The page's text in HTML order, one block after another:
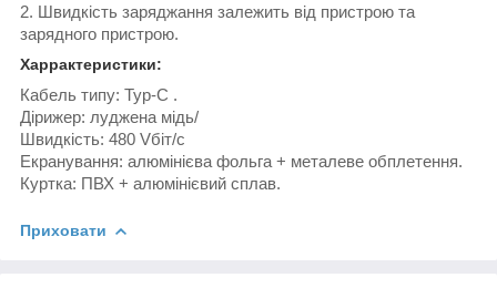
2. Швидкість заряджання залежить від пристрою та
зарядного пристрою.
Харрактеристики:
Кабель типу: Typ-C .
Дірижер: луджена мідь/
Швидкість: 480 Vбіт/с
Екранування: алюмінієва фольга + металеве обплетення.
Куртка: ПВХ + алюмінієвий сплав.
Приховати